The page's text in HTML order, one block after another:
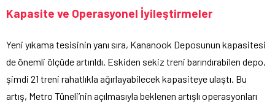
Kapasite ve Operasyonel İyileştirmeler
Yeni yıkama tesisinin yanı sıra, Kananook Deposunun kapasitesi
de önemli ölçüde artırıldı. Eskiden sekiz treni barındırabilen depo,
şimdi 21 treni rahatlıkla ağırlayabilecek kapasiteye ulaştı. Bu
artış, Metro Tüneli’nin açılmasıyla beklenen artışlı operasyonları